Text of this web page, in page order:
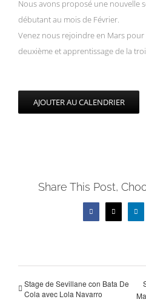
Nous avons proposé une nouvelle
débutant au mois de Février.
Venez nous rejoindre en Mars
deuxième et apprentissage de la
AJOUTER AU CALENDRIER
Share This Post,
Facebook
X
Stage de Sevillane con Bata De
Cola avec Lola Navarro